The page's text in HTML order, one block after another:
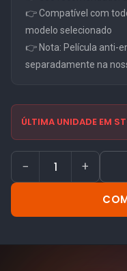
👉 Compatível com
modelo selecionado
👉 Nota: Película anti-
separadamente na
ÚLTIMA UNIDADE EM
− +